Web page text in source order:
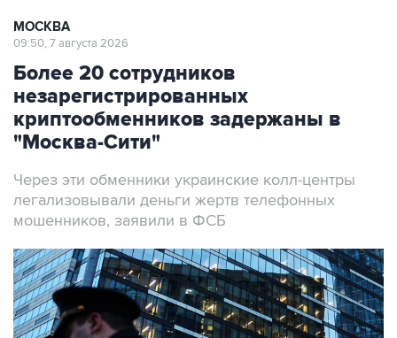
МОСКВА
09:50, 7 августа 2026
Более 20 сотрудников
незарегистрированных
криптообменников задержаны в
"Москва-Сити"
Через эти обменники украинские колл-центры
легализовывали деньги жертв телефонных
мошенников, заявили в ФСБ